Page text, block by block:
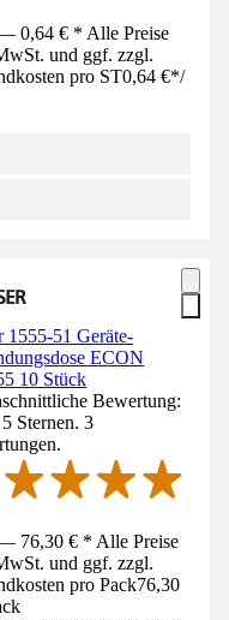
0,64 € * Alle Preise
und ggf. zzgl.
pro ST0,64 €*/
1555-51 Geräte-
ECON
10 Stück
Bewertung:
Sternen. 3
76,30 € * Alle Preise
und ggf. zzgl.
pro Pack76,30